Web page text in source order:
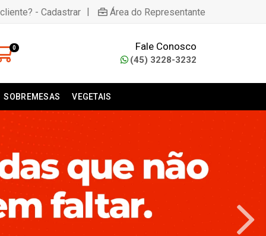
- Cadastrar | Área do Representante
0 Fale Conosco
(45) 3228-3232
SOBREMESAS VEGETAIS